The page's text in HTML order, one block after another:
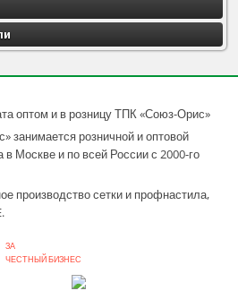
занимается розничной и оптовой
Москве и по всей России с 2000-го
производство сетки и профнастила,
ЗА
ЧЕСТНЫЙ БИЗНЕС